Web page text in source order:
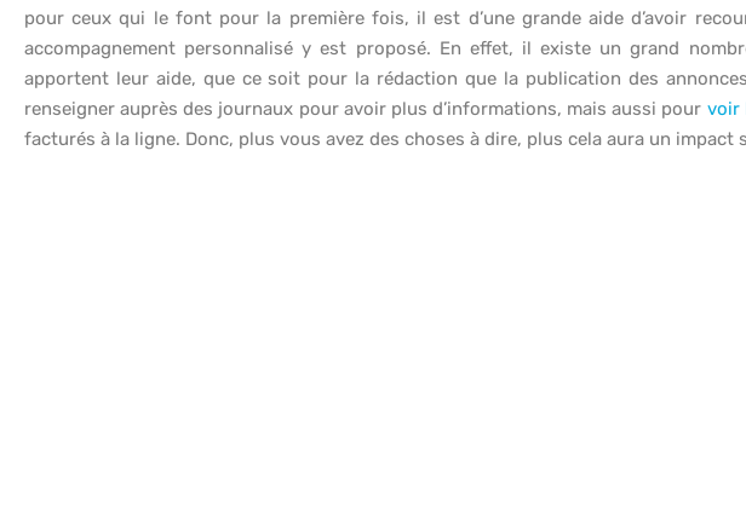
pour ceux qui le font pour la première fois, il est d’une grande aide d’avoir
accompagnement personnalisé y est proposé. En effet, il existe un grand
apportent leur aide, que ce soit pour la rédaction que la publication des
renseigner auprès des journaux pour avoir plus d’informations, mais aussi pour voir
facturés à la ligne. Donc, plus vous avez des choses à dire, plus cela aura un impact